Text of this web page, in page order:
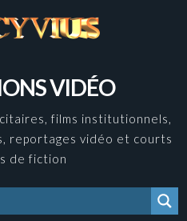
VIDÉO
films institutionnels,
reportages vidéo et courts
de fiction